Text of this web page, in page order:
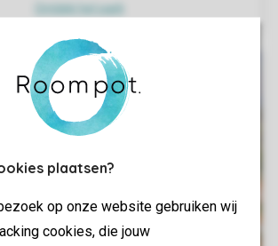
plaatsen?
op onze website gebruiken wij
cookies, die jouw